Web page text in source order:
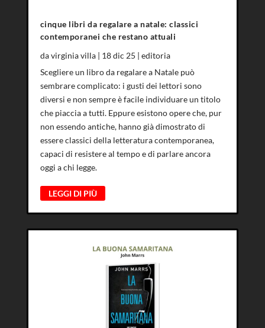
cinque libri da regalare a natale: classici
contemporanei che restano attuali
davirginia villa| 18 dic 25 | editoria
Scegliere un libro da regalare a Natale può
sembrare complicato: i gusti dei lettori sono
diversi e non sempre è facile individuare un titolo
che piaccia a tutti. Eppure esistono opere che, pur
non essendo antiche, hanno già dimostrato di
essere classici della letteratura contemporanea,
capaci di resistere al tempo e di parlare ancora
oggi a chi legge.
LEGGI DI PIÙ